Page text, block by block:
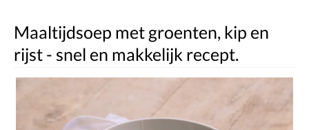
Maaltijdsoep met groenten, kip en
rijst - snel en makkelijk recept.